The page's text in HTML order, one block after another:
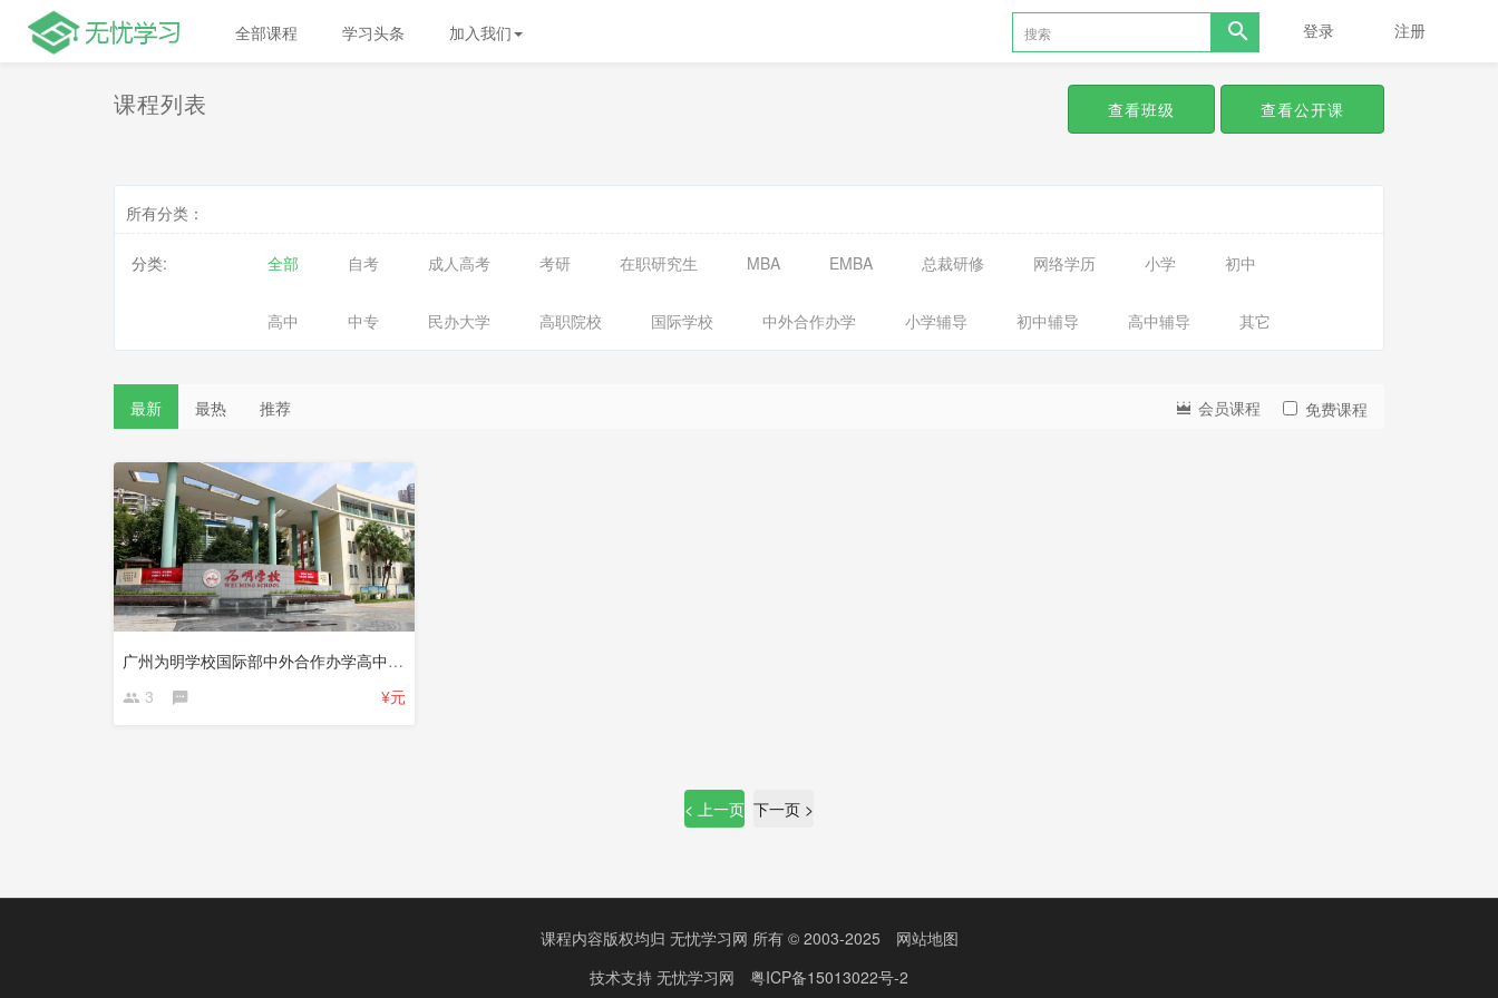
全部课程 学习头条 加入我们 登录 注册
课程列表 查看班级 查看公开课
所有分类：
分类: 全部 自考 成人高考 考研 在职研究生 MBA EMBA 总裁研修 网络学历 小学 初中
高中 中专 民办大学 高职院校 国际学校 中外合作办学 小学辅导 初中辅导 高中辅导 其它
最新 最热 推荐 会员课程 免费课程
广州为明学校国际部中外合作办学高中招生简章
3
¥元
< 上一页 下一页 >
课程内容版权均归 无忧学习网 所有 © 2003-2025
网站地图
技术支持 无忧学习网 粤ICP备15013022号-2